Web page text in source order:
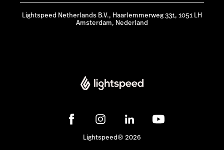
Lightspeed Netherlands B.V., Haarlemmerweg 331, 1051 LH
Amsterdam, Nederland
Lightspeed® 2026